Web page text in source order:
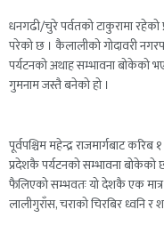
धनगढी/चुरे पर्वतको टाकुरामा रहेको
परेको छ । कैलालीको गोदावरी
पर्यटनको अथाह सम्भावना बोकेको भए
गुमनाम जस्तै बनेको हो ।
पूर्वपश्चिम महेन्द्र राजमार्गबाट
प्रदेशकै पर्यटनको सम्भावना बोकेको
फैलिएको सम्भवतः यो देशकै एक
लालीगुराँस, चराको चिरबिर ध्वनि र